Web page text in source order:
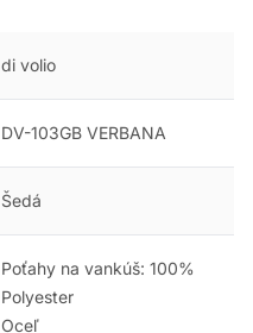
di volio
DV-103GB VERBANA
Šedá
Poťahy na vankúš: 100%
Polyester
Oceľ